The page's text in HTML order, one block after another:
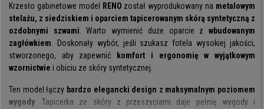
Krzesło gabinetowe model RENO został wyprodukowany na metalowym
stelażu, z siedziskiem i oparciem tapicerowanym skórą syntetyczną z
ozdobnymi szwami . Warto wymienić duże oparcie zwbudowanym
zagłówkiem . Doskonały wybór, jeśli szukasz fotela wysokiej jakości,
stworzonego, aby zapewnić
komfort i ergonomię w wyjątkowym
wzornictwie i obiciu ze skóry syntetycznej.
Ten model łączy bardzo elegancki design z maksymalnym poziomem
wygody . Tapicerka ze skóry z przeszyciami daje pełnię wygody i